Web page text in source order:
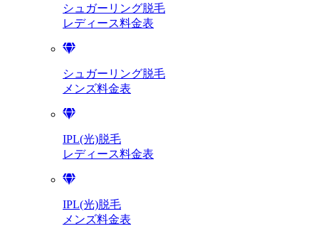
シュガーリング脱毛
レディース料金表
シュガーリング脱毛
メンズ料金表
IPL(光)脱毛
レディース料金表
IPL(光)脱毛
メンズ料金表